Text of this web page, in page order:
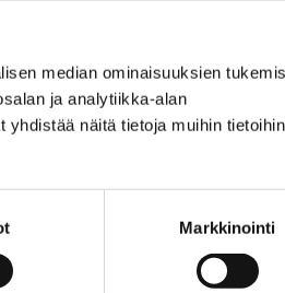
median ominaisuuksien
ja analytiikka-alan
näitä tietoja muihin
Markkinointi